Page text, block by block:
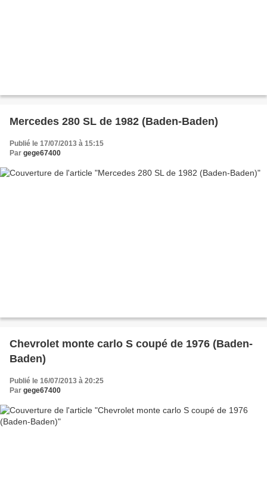
Mercedes 280 SL de 1982 (Baden-Baden)
Publié le 17/07/2013 à 15:15
Par gege67400
Chevrolet monte carlo S coupé de 1976 (Baden-
Baden)
Publié le 16/07/2013 à 20:25
Par gege67400